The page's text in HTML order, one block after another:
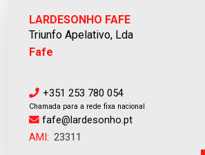
LARDESONHO FAFE
Triunfo Apelativo, Lda
Fafe
+351 253 780 054
Chamada para a rede fixa nacional
fafe@lardesonho.pt
AMI: 23311